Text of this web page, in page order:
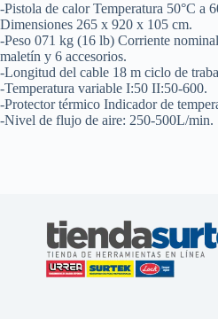
-Pistola de calor Temperatura 50°C a
Dimensiones 265 x 920 x 105 cm.
-Peso 071 kg (16 lb) Corriente
maletín y 6 accesorios.
-Longitud del cable 18 m ciclo de
-Temperatura variable I:50 II:50-600.
-Protector térmico Indicador de
-Nivel de flujo de aire: 250-500L/min.